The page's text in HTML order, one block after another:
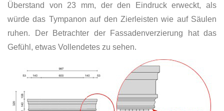
Überstand von 23 mm, der den Eindruck erweckt, als
würde das Tympanon auf den Zierleisten wie auf Säulen
ruhen. Der Betrachter der Fassadenverzierung hat das
Gefühl, etwas Vollendetes zu sehen.